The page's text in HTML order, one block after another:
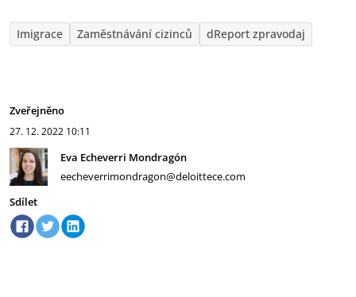
Imigrace Zaměstnávání cizinců dReport zpravodaj
Zveřejněno
27. 12. 2022 10:11
Eva Echeverri Mondragón
eecheverrimondragon@deloittece.com
Sdílet